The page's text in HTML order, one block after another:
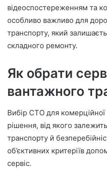
відеоспостереженням та
особливо важливо для
транспорту, який
складного ремонту.
Як обрати
вантажного
Вибір СТО для
рішення, від якого
транспорту й
об’єктивних критеріїв
сервіс.